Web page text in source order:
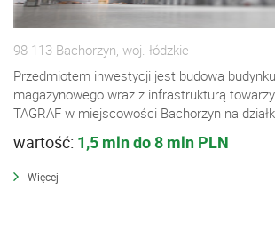
98-113 Bachorzyn, woj. łódzkie
Przedmiotem inwestycji jest budowa
magazynowego wraz z infrastrukturą
TAGRAF w miejscowości Bachorzyn na
wartość: 1,5 mln do 8 mln PLN
Więcej